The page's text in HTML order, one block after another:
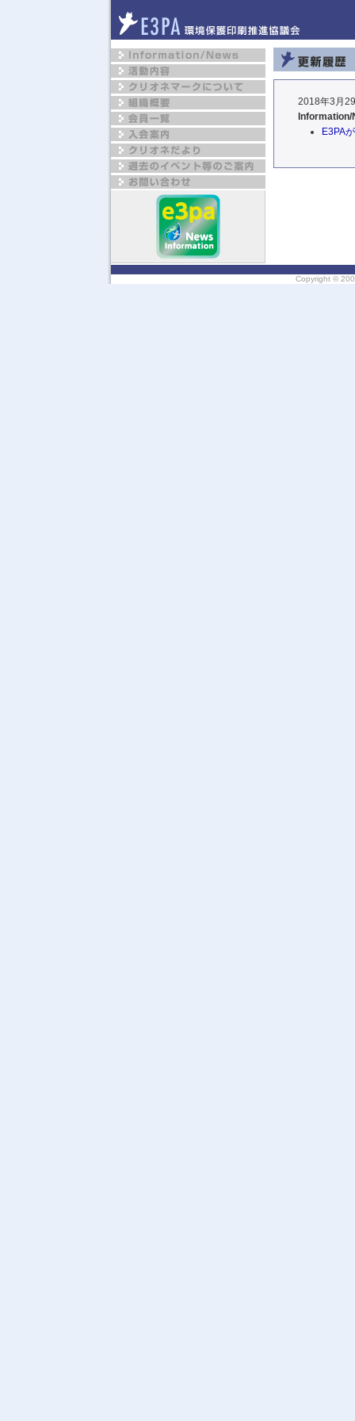
2018年3月
Information/
E3PA
Copyright ©